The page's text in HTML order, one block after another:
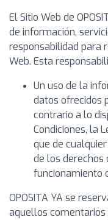
El Sitio Web de
de información,
responsabilidad para
Web. Esta
Un uso de la
datos ofrecidos
contrario a lo
Condiciones, la
que de
de los derechos
funcionamiento
OPOSITA YA se
aquellos